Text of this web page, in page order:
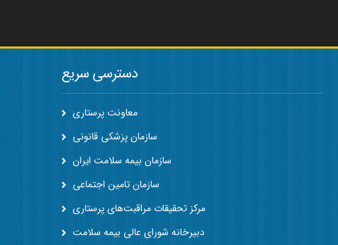
دسترسی سریع
معاونت پرستاری
سازمان پزشکی قانونی
سازمان بیمه سلامت ایران
سازمان تامین اجتماعی
مرکز تحقیقات مراقبت‌های پرستاری
دبیرخانه شورای عالی بیمه سلامت